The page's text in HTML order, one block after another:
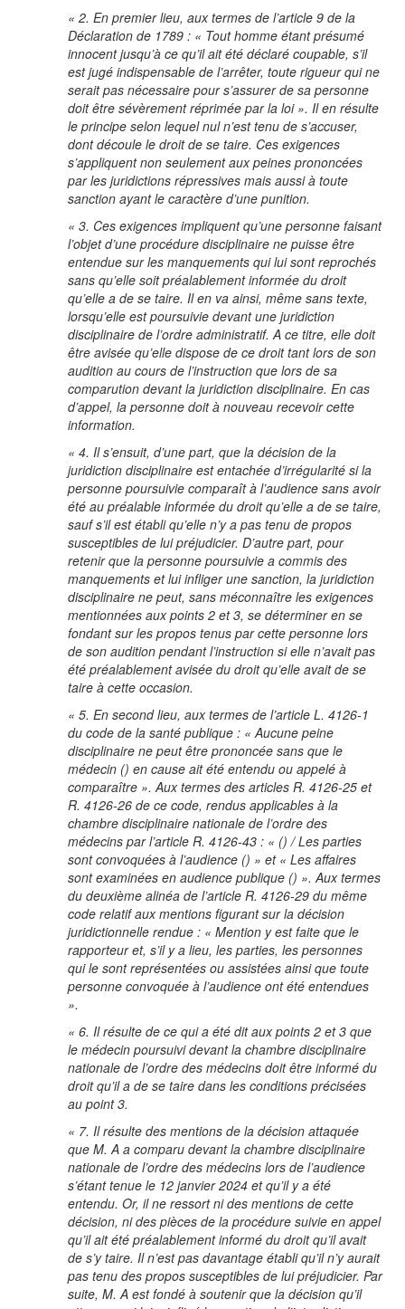
« 2. En premier lieu, aux termes de l’article 9 de la
Déclaration de 1789 : « Tout homme étant présumé
innocent jusqu’à ce qu’il ait été déclaré coupable, s’il
est jugé indispensable de l’arrêter, toute rigueur qui ne
serait pas nécessaire pour s’assurer de sa personne
doit être sévèrement réprimée par la loi ». Il en résulte
le principe selon lequel nul n’est tenu de s’accuser,
dont découle le droit de se taire. Ces exigences
s’appliquent non seulement aux peines prononcées
par les juridictions répressives mais aussi à toute
sanction ayant le caractère d’une punition.
« 3. Ces exigences impliquent qu’une personne faisant
l’objet d’une procédure disciplinaire ne puisse être
entendue sur les manquements qui lui sont reprochés
sans qu’elle soit préalablement informée du droit
qu’elle a de se taire. Il en va ainsi, même sans texte,
lorsqu’elle est poursuivie devant une juridiction
disciplinaire de l’ordre administratif. A ce titre, elle doit
être avisée qu’elle dispose de ce droit tant lors de son
audition au cours de l’instruction que lors de sa
comparution devant la juridiction disciplinaire. En cas
d’appel, la personne doit à nouveau recevoir cette
information.
« 4. Il s’ensuit, d’une part, que la décision de la
juridiction disciplinaire est entachée d’irrégularité si la
personne poursuivie comparaît à l’audience sans avoir
été au préalable informée du droit qu’elle a de se taire,
sauf s’il est établi qu’elle n’y a pas tenu de propos
susceptibles de lui préjudicier. D’autre part, pour
retenir que la personne poursuivie a commis des
manquements et lui infliger une sanction, la juridiction
disciplinaire ne peut, sans méconnaître les exigences
mentionnées aux points 2 et 3, se déterminer en se
fondant sur les propos tenus par cette personne lors
de son audition pendant l’instruction si elle n’avait pas
été préalablement avisée du droit qu’elle avait de se
taire à cette occasion.
« 5. En second lieu, aux termes de l’article L. 4126-1
du code de la santé publique : « Aucune peine
disciplinaire ne peut être prononcée sans que le
médecin () en cause ait été entendu ou appelé à
comparaître ». Aux termes des articles R. 4126-25 et
R. 4126-26 de ce code, rendus applicables à la
chambre disciplinaire nationale de l’ordre des
médecins par l’article R. 4126-43 : « () / Les parties
sont convoquées à l’audience () » et « Les affaires
sont examinées en audience publique () ». Aux termes
du deuxième alinéa de l’article R. 4126-29 du même
code relatif aux mentions figurant sur la décision
juridictionnelle rendue : « Mention y est faite que le
rapporteur et, s’il y a lieu, les parties, les personnes
qui le sont représentées ou assistées ainsi que toute
personne convoquée à l’audience ont été entendues
».
« 6. Il résulte de ce qui a été dit aux points 2 et 3 que
le médecin poursuivi devant la chambre disciplinaire
nationale de l’ordre des médecins doit être informé du
droit qu’il a de se taire dans les conditions précisées
au point 3.
« 7. Il résulte des mentions de la décision attaquée
que M. A a comparu devant la chambre disciplinaire
nationale de l’ordre des médecins lors de l’audience
s’étant tenue le 12 janvier 2024 et qu’il y a été
entendu. Or, il ne ressort ni des mentions de cette
décision, ni des pièces de la procédure suivie en appel
qu’il ait été préalablement informé du droit qu’il avait
de s’y taire. Il n’est pas davantage établi qu’il n’y aurait
pas tenu des propos susceptibles de lui préjudicier. Par
suite, M. A est fondé à soutenir que la décision qu’il